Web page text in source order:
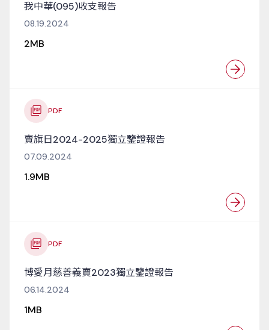
我中華(095)收支報告
08.19.2024
2MB
PDF
賣旗日2024-2025獨立鑒證報告
07.09.2024
1.9MB
PDF
博愛月慈善義賣2023獨立鑒證報告
06.14.2024
1MB